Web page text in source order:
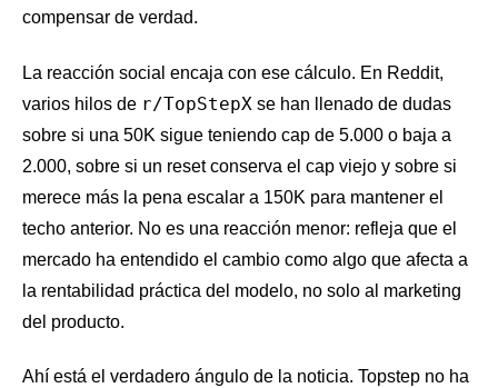
compensar de verdad.
La reacción social encaja con ese cálculo. En Reddit,
varios hilos de r/TopStepX se han llenado de dudas
sobre si una 50K sigue teniendo cap de 5.000 o baja a
2.000, sobre si un reset conserva el cap viejo y sobre si
merece más la pena escalar a 150K para mantener el
techo anterior. No es una reacción menor: refleja que el
mercado ha entendido el cambio como algo que afecta a
la rentabilidad práctica del modelo, no solo al marketing
del producto.
Ahí está el verdadero ángulo de la noticia. Topstep no ha